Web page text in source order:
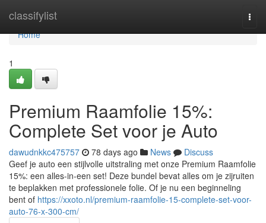
classifylist
Home
Home
1
Premium Raamfolie 15%:
Complete Set voor je Auto
dawudnkkc475757 78 days ago News
Discuss
Geef je auto een stijlvolle uitstraling met onze Premium Raamfolie
15%: een alles-in-een set! Deze bundel bevat alles om je zijruiten
te beplakken met professionele folie. Of je nu een beginneling
bent of https://xxoto.nl/premium-raamfolie-15-complete-set-voor-
auto-76-x-300-cm/